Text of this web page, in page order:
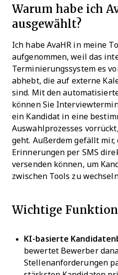
Warum habe ich
ausgewählt?
Ich habe AvaHR in meine
aufgenommen, weil das
Terminierungssystem es
abhebt, die auf externe
sind. Mit den
können Sie
ein Kandidat in eine
Auswahlprozesses
geht. Außerdem gefällt mir,
Erinnerungen per SMS
versenden können, um
zwischen Tools zu
Wichtige
KI-basierte
bewertet Bewerber
Stellenanforderungen